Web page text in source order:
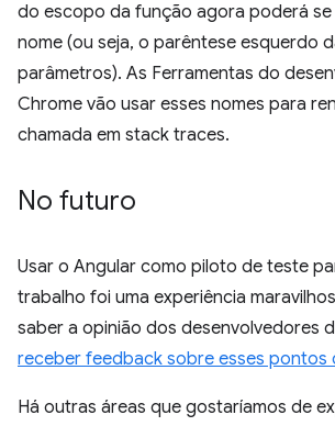
do escopo da função agora poderá se
nome (ou seja, o parêntese esquerdo
parâmetros). As Ferramentas do
Chrome vão usar esses nomes para
chamada em stack traces.
No futuro
Usar o Angular como piloto de teste
trabalho foi uma experiência
saber a opinião dos desenvolvedores
receber feedback sobre esses pontos
Há outras áreas que gostaríamos de